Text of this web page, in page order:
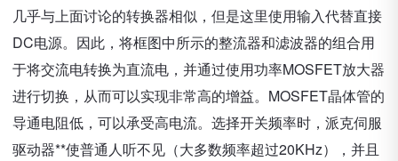
几乎与上面讨论的转换器相似，但是这里使用输入代替直接
DC电源。因此，将框图中所示的整流器和滤波器的组合用
于将交流电转换为直流电，并通过使用功率MOSFET放大器
进行切换，从而可以实现非常高的增益。MOSFET晶体管的
导通电阻低，可以承受高电流。选择开关频率时，派克伺服
驱动器**使普通人听不见（大多数频率超过20KHz），并且